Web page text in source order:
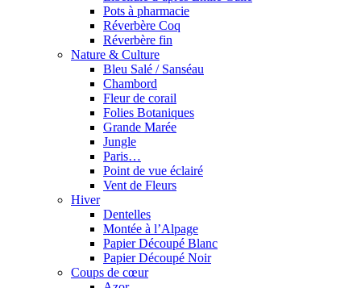
Pots à pharmacie
Réverbère Coq
Réverbère fin
Nature & Culture
Bleu Salé / Sanséau
Chambord
Fleur de corail
Folies Botaniques
Grande Marée
Jungle
Paris…
Point de vue éclairé
Vent de Fleurs
Hiver
Dentelles
Montée à l’Alpage
Papier Découpé Blanc
Papier Découpé Noir
Coups de cœur